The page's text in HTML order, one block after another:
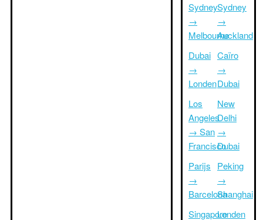
Sydney
→
Melbourne
Dubai
→
Londen
Los
Angeles
→ San
Francisco
Parijs
→
Barcelona
Singapore
Sydney
→
Auckland
Caïro
→
Dubai
New
Delhi
→
Dubai
Peking
→
Shanghai
Londen